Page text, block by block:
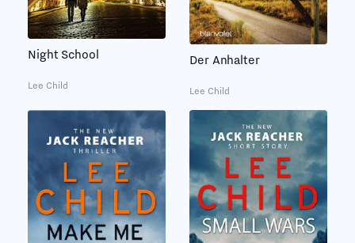
Night School
Lee Child
Der Anhalter
Lee Child